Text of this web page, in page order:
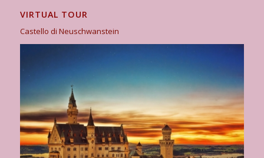
VIRTUAL TOUR
Castello di Neuschwanstein